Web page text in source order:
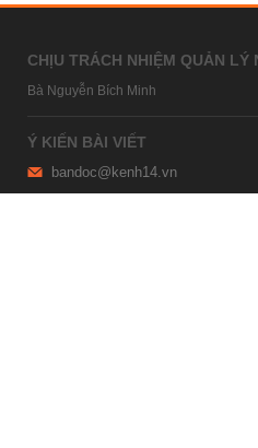
CHỊU TRÁCH NHIỆM QUẢN LÝ
Bà Nguyễn Bích Minh
Ý KIẾN BÀI VIẾT
bandoc@kenh14.vn